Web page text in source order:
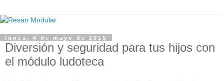
lunes, 4 de mayo de 2015
Diversión y seguridad para tus hijos con
el módulo ludoteca